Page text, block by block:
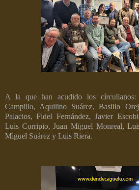
A la que han acudido los círculianos:
Campillo, Aquilino Suárez, Basilio
Palacios, Fidel Fernández, Javier
Luis Corripio, Juan Miguel Monreal,
Miguel Suárez y Luis Riera.